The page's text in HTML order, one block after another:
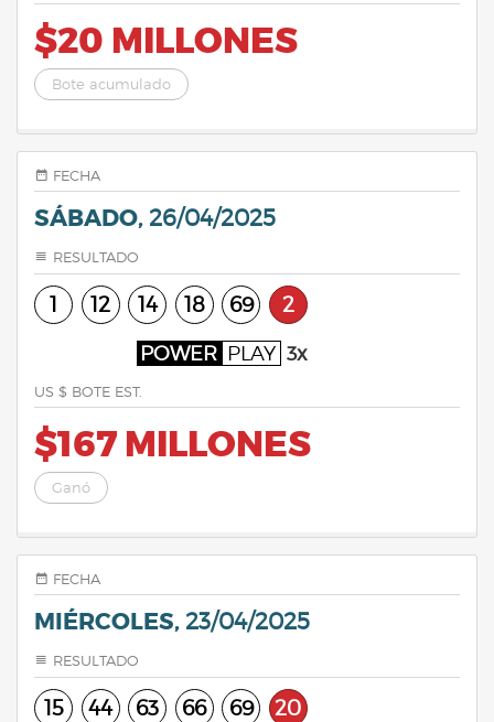
$20 MILLONES
Bote acumulado
FECHA
SÁBADO, 26/04/2025
RESULTADO
1 12 14 18 69 2
POWER PLAY 3x
US $ BOTE EST.
$167 MILLONES
Ganó
FECHA
MIÉRCOLES, 23/04/2025
RESULTADO
15 44 63 66 69 20